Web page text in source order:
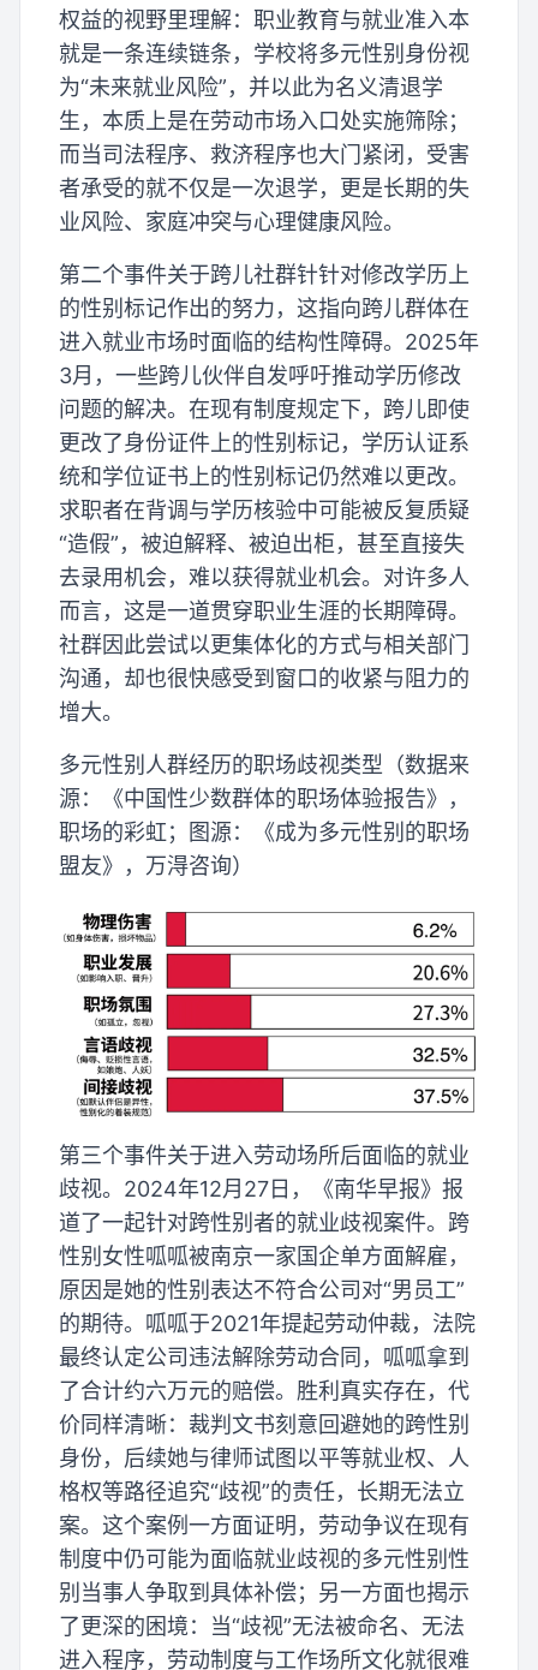
权益的视野里理解：职业教育与就业准入本
就是一条连续链条，学校将多元性别身份视
为“未来就业风险”，并以此为名义清退学
生，本质上是在劳动市场入口处实施筛除；
而当司法程序、救济程序也大门紧闭，受害
者承受的就不仅是一次退学，更是长期的失
业风险、家庭冲突与心理健康风险。
第二个事件关于跨儿社群针针对修改学历上
的性别标记作出的努力，这指向跨儿群体在
进入就业市场时面临的结构性障碍。2025年
3月，一些跨儿伙伴自发呼吁推动学历修改
问题的解决。在现有制度规定下，跨儿即使
更改了身份证件上的性别标记，学历认证系
统和学位证书上的性别标记仍然难以更改。
求职者在背调与学历核验中可能被反复质疑
“造假”，被迫解释、被迫出柜，甚至直接失
去录用机会，难以获得就业机会。对许多人
而言，这是一道贯穿职业生涯的长期障碍。
社群因此尝试以更集体化的方式与相关部门
沟通，却也很快感受到窗口的收紧与阻力的
增大。
多元性别人群经历的职场歧视类型（数据来
源：《中国性少数群体的职场体验报告》，
职场的彩虹；图源：《成为多元性别的职场
盟友》，万淂咨询）
第三个事件关于进入劳动场所后面临的就业
歧视。2024年12月27日，《南华早报》报
道了一起针对跨性别者的就业歧视案件。跨
性别女性呱呱被南京一家国企单方面解雇，
原因是她的性别表达不符合公司对“男员工”
的期待。呱呱于2021年提起劳动仲裁，法院
最终认定公司违法解除劳动合同，呱呱拿到
了合计约六万元的赔偿。胜利真实存在，代
价同样清晰：裁判文书刻意回避她的跨性别
身份，后续她与律师试图以平等就业权、人
格权等路径追究“歧视”的责任，长期无法立
案。这个案例一方面证明，劳动争议在现有
制度中仍可能为面临就业歧视的多元性别性
别当事人争取到具体补偿；另一方面也揭示
了更深的困境：当“歧视”无法被命名、无法
进入程序，劳动制度与工作场所文化就很难